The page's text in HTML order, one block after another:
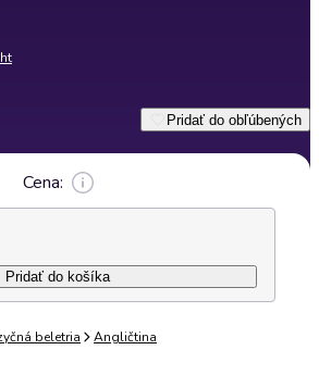
Pridať do obľúbených
Cena:
Pridať do košíka
beletria Angličtina